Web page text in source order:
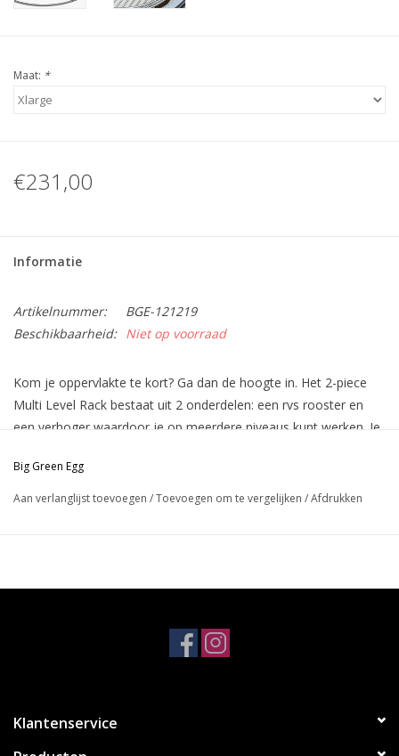
Maat: *
€231,00
Informatie
Artikelnummer:
BGE-121219
Beschikbaarheid: Niet op voorraad
Kom je oppervlakte te kort? Ga dan de hoogte in. Het 2-piece
Multi Level Rack bestaat uit 2 onderdelen: een rvs rooster en
een verhoger waardoor je op meerdere niveaus kunt werken. Je
creaties.
Verhoogd, schuifbaar kookrooster met 10 cm tussenruimte
gebruikt met de convEGGtor Basket
Big Green Egg
Aan verlanglijst toevoegen /Toevoegen om te vergelijken /Afdrukken
Klantenservice